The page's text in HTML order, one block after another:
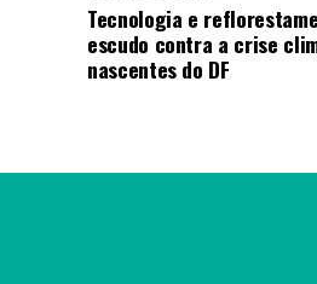
Tecnologia e
escudo contra a crise
nascentes do DF